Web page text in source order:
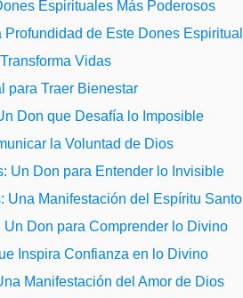
Espirituales Más Poderosos
de Este Dones Espiritual
Vidas
para Traer Bienestar
Don que Desafía lo Imposible
la Voluntad de Dios
Un Don para Entender lo Invisible
Una Manifestación del Espíritu Santo
Don para Comprender lo Divino
Inspira Confianza en lo Divino
Manifestación del Amor de Dios